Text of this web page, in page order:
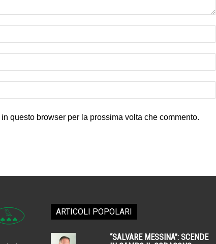
questo browser per la prossima volta che commento.
ARTICOLI POPOLARI
“SALVARE MESSINA”: SCENDE